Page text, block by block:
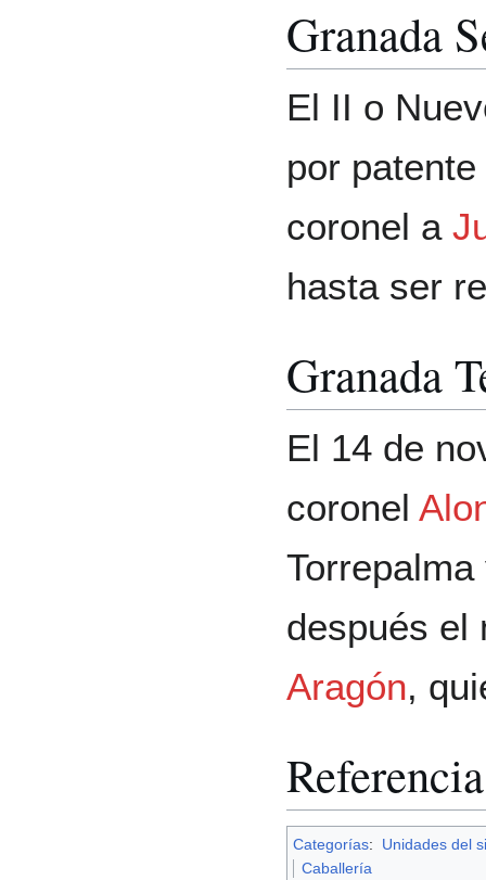
Granada
El II o
por
coronel a
hasta ser
Granada
El 14 de
coronel
después el
Aragón,
Categorías:
Unidades del
Caballería